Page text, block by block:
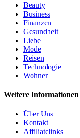
Beauty
Business
Finanzen
Gesundheit
Liebe
Mode
Reisen
Technologie
Wohnen
Weitere Informationen
Über Uns
Kontakt
Affiliatelinks